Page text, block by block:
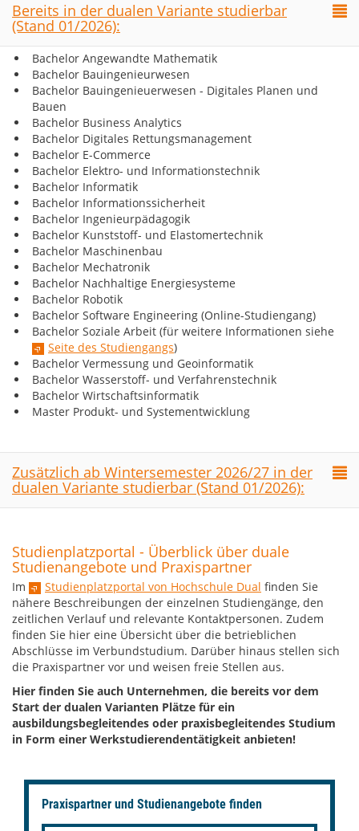
Bereits in der dualen Variante studierbar
(Stand 01/2026):
Bachelor Angewandte Mathematik
Bachelor Bauingenieurwesen
Bachelor Bauingenieuerwesen - Digitales Planen und
Bauen
Bachelor Business Analytics
Bachelor Digitales Rettungsmanagement
Bachelor E-Commerce
Bachelor Elektro- und Informationstechnik
Bachelor Informatik
Bachelor Informationssicherheit
Bachelor Ingenieurpädagogik
Bachelor Kunststoff- und Elastomertechnik
Bachelor Maschinenbau
Bachelor Mechatronik
Bachelor Nachhaltige Energiesysteme
Bachelor Robotik
Bachelor Software Engineering (Online-Studiengang)
Bachelor Soziale Arbeit (für weitere Informationen siehe
Seite des Studiengangs)
Bachelor Vermessung und Geoinformatik
Bachelor Wasserstoff- und Verfahrenstechnik
Bachelor Wirtschaftsinformatik
Master Produkt- und Systementwicklung
Zusätzlich ab Wintersemester 2026/27 in der
dualen Variante studierbar (Stand 01/2026):
Studienplatzportal - Überblick über duale
Studienangebote und Praxispartner
Im Studienplatzportal von Hochschule Dual finden Sie
nähere Beschreibungen der einzelnen Studiengänge, den
zeitlichen Verlauf und relevante Kontaktpersonen. Zudem
finden Sie hier eine Übersicht über die betrieblichen
Abschlüsse im Verbundstudium. Darüber hinaus stellen sich
die Praxispartner vor und weisen freie Stellen aus.
Hier finden Sie auch Unternehmen, die bereits vor dem
Start der dualen Varianten Plätze für ein
ausbildungsbegleitendes oder praxisbegleitendes Studium
in Form einer Werkstudierendentätigkeit anbieten!